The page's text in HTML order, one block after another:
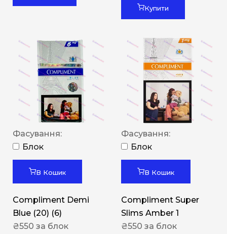
Купити
Фасування:
Блок
В Кошик
Compliment Demi
Blue (20) (6)
₴550 за блок
Фасування:
Блок
В Кошик
Compliment Super
Slims Amber 1
₴550 за блок